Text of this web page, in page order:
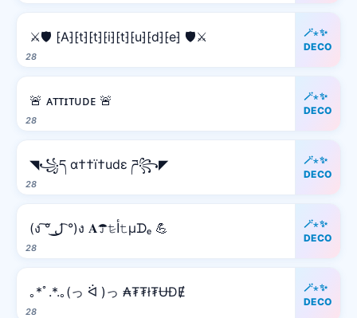
28
⚔️🛡️ ⁅A⁆⁅t⁆⁅t⁆⁅i⁆⁅t⁆⁅u⁆⁅d⁆⁅e⁆ 🛡️⚔️
🪄⋆✨
DECO
28
🚨 ᴀᴛᴛɪᴛᴜᴅᴇ 🚨
🪄⋆✨
DECO
28
◥꧁ད α††ï†udε ཌ꧂◤
🪄⋆✨
DECO
28
(ง ͠° ͟ل͜ ͡°)ง 𝐀☂𝚝̷ﺃ𝚝µᗪₑ 💪
🪄⋆✨
DECO
28
｡*ﾟ.*.｡(っ ᐛ )っ ₳₮₮ł₮ɄĐɆ
🪄⋆✨
DECO